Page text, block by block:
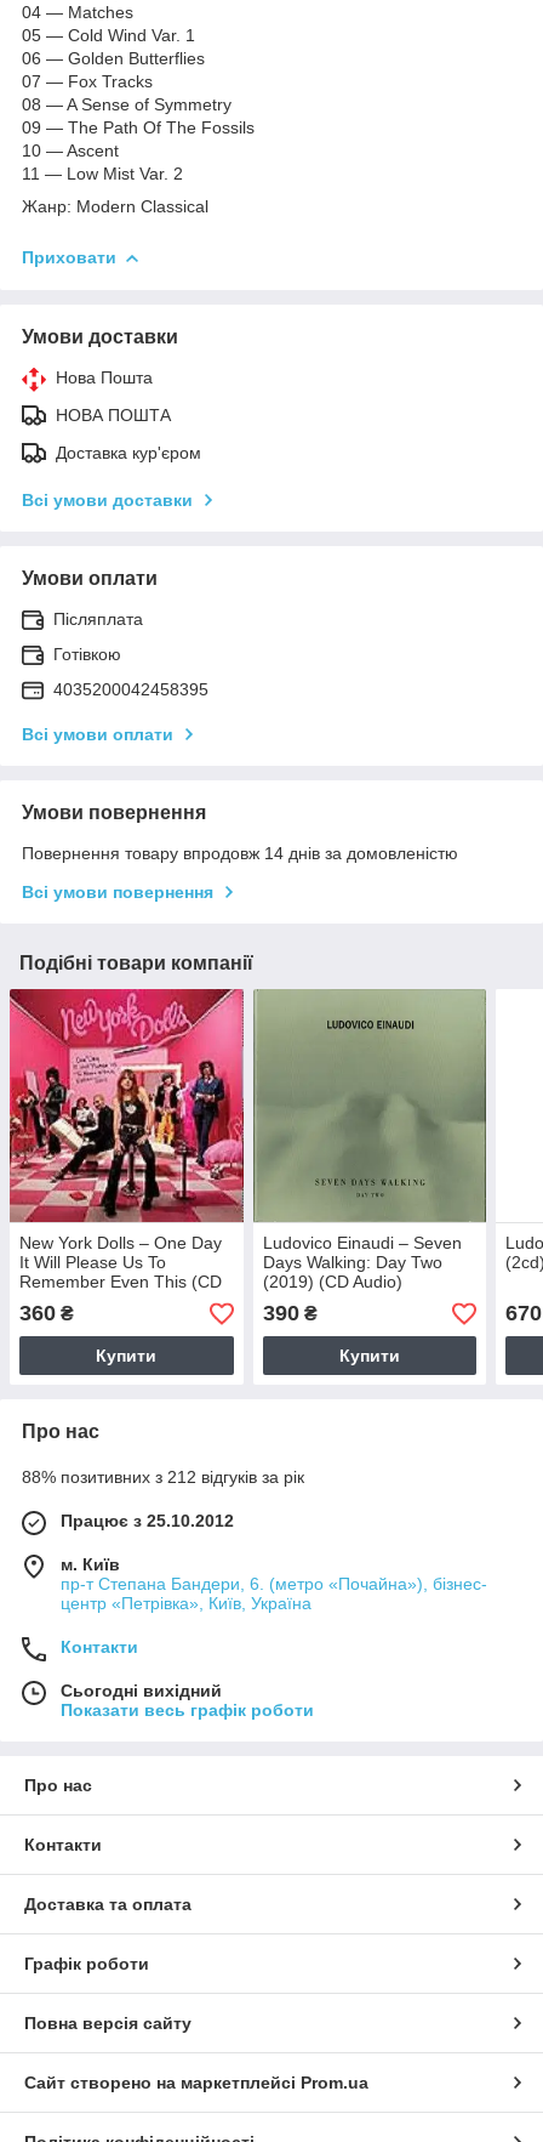
04 — Matches
05 — Cold Wind Var. 1
06 — Golden Butterflies
07 — Fox Tracks
08 — A Sense of Symmetry
09 — The Path Of The Fossils
10 — Ascent
11 — Low Mist Var. 2
Жанр: Modern Classical
Приховати
Умови доставки
Нова Пошта
НОВА ПОШТА
Доставка кур'єром
Всі умови доставки
Умови оплати
Післяплата
Готівкою
4035200042458395
Всі умови оплати
Умови повернення
Повернення товару впродовж 14 днів за домовленістю
Всі умови повернення
Подібні товари компанії
New York Dolls – One Day
It Will Please Us To
Remember Even This (CD
Audio)
360 ₴
Купити
Ludovico Einaudi – Seven
Days Walking: Day Two
(2019) (CD Audio)
390₴
Купити
670
Про нас
88% позитивних з 212 відгуків за рік
Працює з 25.10.2012
м. Київ
пр-т Степана Бандери, 6. (метро «Почайна»), бізнес-
центр «Петрівка», Київ, Україна
Контакти
Сьогодні вихідний
Показати весь графік роботи
Про нас
Контакти
Доставка та оплата
Графік роботи
Повна версія сайту
Сайт створено на маркетплейсі Prom.ua